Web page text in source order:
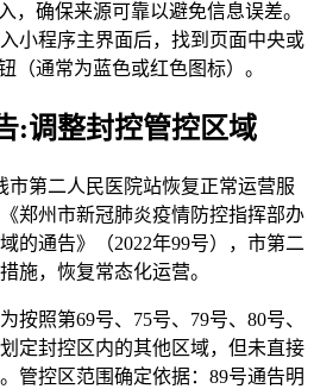
，确保来源可靠以避免信息误差。
小程序主界面后，找到页面中央或
（通常为蓝色或红色图标）。
:调整封控管控区域
市第二人民医院站恢复正常运营服
郑州市新冠肺炎疫情防控指挥部办
的通告》（2022年99号），市第二
施，恢复常态化运营。
按照第69号、75号、79号、80号、
定封控区内的其他区域，但未直接
管控区范围确定依据：89号通告明